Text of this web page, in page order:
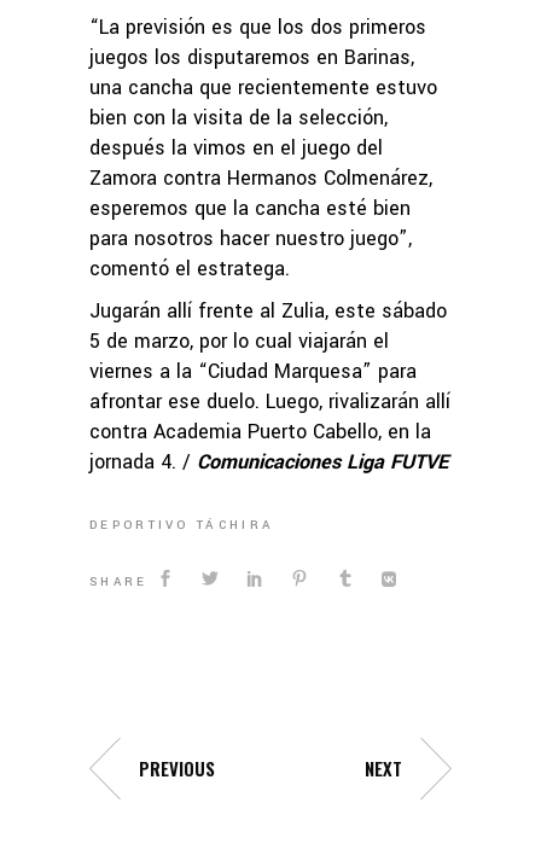
“La previsión es que los dos primeros
juegos los disputaremos en Barinas,
una cancha que recientemente estuvo
bien con la visita de la selección,
después la vimos en el juego del
Zamora contra Hermanos Colmenárez,
esperemos que la cancha esté bien
para nosotros hacer nuestro juego”,
comentó el estratega.
Jugarán allí frente al Zulia, este sábado
5 de marzo, por lo cual viajarán el
viernes a la “Ciudad Marquesa” para
afrontar ese duelo. Luego, rivalizarán allí
contra Academia Puerto Cabello, en la
jornada 4. / Comunicaciones Liga FUTVE
DEPORTIVO TÁCHIRA
SHARE
PREVIOUS NEXT